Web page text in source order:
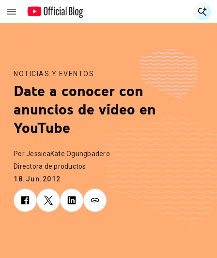
NOTICIAS Y EVENTOS
Date a conocer con
anuncios de vídeo en
YouTube
Por JessicaKate Ogungbadero
Directora de productos
18.Jun.2012